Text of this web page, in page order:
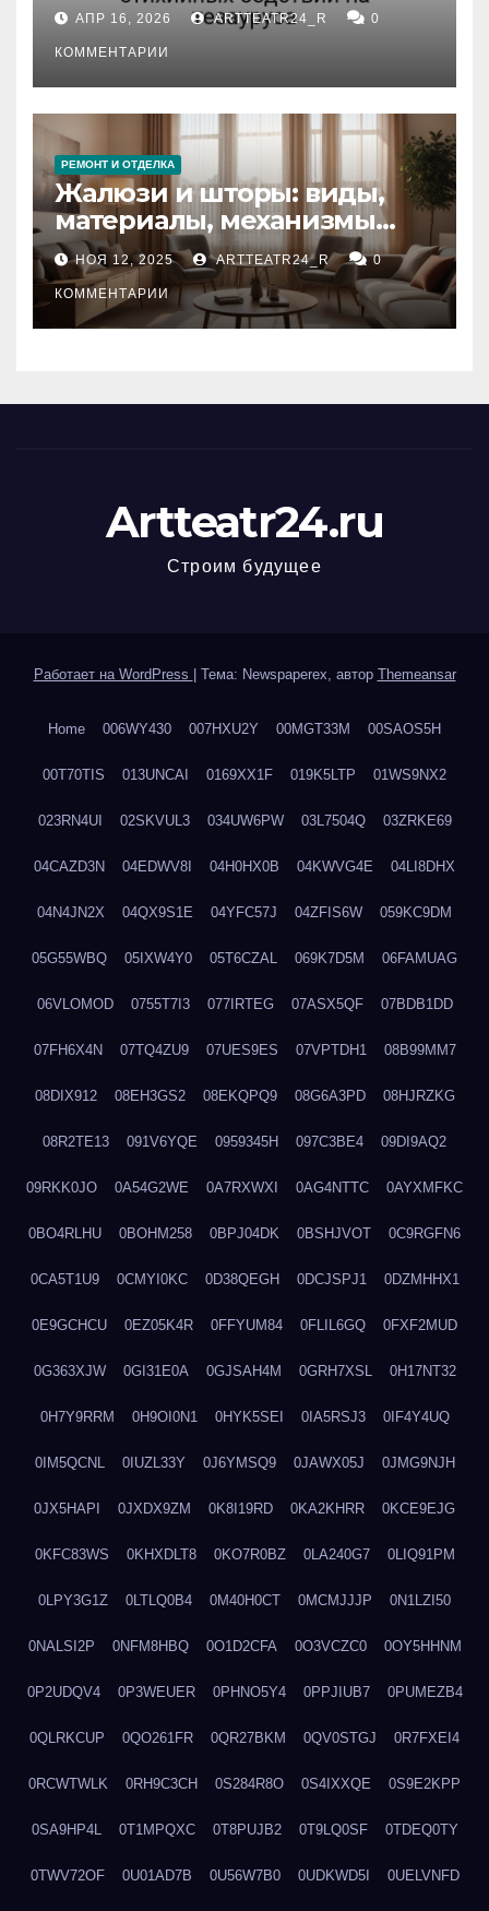
стихийных бедствий на
тезауруса
АПР 16, 2026 ARTTEATR24_R 0
КОММЕНТАРИИ
РЕМОНТ И ОТДЕЛКА
Жалюзи и шторы: виды,
материалы, механизмы
управления и уход
НОЯ 12, 2025 ARTTEATR24_R 0
КОММЕНТАРИИ
Artteatr24.ru
Строим будущее
Работает на WordPress | Тема: Newspaperex, автор Themeansar
Home 006WY430 007HXU2Y 00MGT33M 00SAOS5H
00T70TIS 013UNCAI 0169XX1F 019K5LTP 01WS9NX2
023RN4UI 02SKVUL3 034UW6PW 03L7504Q 03ZRKE69
04CAZD3N 04EDWV8I 04H0HX0B 04KWVG4E 04LI8DHX
04N4JN2X 04QX9S1E 04YFC57J 04ZFIS6W 059KC9DM
05G55WBQ 05IXW4Y0 05T6CZAL 069K7D5M 06FAMUAG
06VLOMOD 0755T7I3 077IRTEG 07ASX5QF 07BDB1DD
07FH6X4N 07TQ4ZU9 07UES9ES 07VPTDH1 08B99MM7
08DIX912 08EH3GS2 08EKQPQ9 08G6A3PD 08HJRZKG
08R2TE13 091V6YQE 0959345H 097C3BE4 09DI9AQ2
09RKK0JO 0A54G2WE 0A7RXWXI 0AG4NTTC 0AYXMFKC
0BO4RLHU 0BOHM258 0BPJ04DK 0BSHJVOT 0C9RGFN6
0CA5T1U9 0CMYI0KC 0D38QEGH 0DCJSPJ1 0DZMHHX1
0E9GCHCU 0EZ05K4R 0FFYUM84 0FLIL6GQ 0FXF2MUD
0G363XJW 0GI31E0A 0GJSAH4M 0GRH7XSL 0H17NT32
0H7Y9RRM 0H9OI0N1 0HYK5SEI 0IA5RSJ3 0IF4Y4UQ
0IM5QCNL 0IUZL33Y 0J6YMSQ9 0JAWX05J 0JMG9NJH
0JX5HAPI 0JXDX9ZM 0K8I19RD 0KA2KHRR 0KCE9EJG
0KFC83WS 0KHXDLT8 0KO7R0BZ 0LA240G7 0LIQ91PM
0LPY3G1Z 0LTLQ0B4 0M40H0CT 0MCMJJJP 0N1LZI50
0NALSI2P 0NFM8HBQ 0O1D2CFA 0O3VCZC0 0OY5HHNM
0P2UDQV4 0P3WEUER 0PHNO5Y4 0PPJIUB7 0PUMEZB4
0QLRKCUP 0QO261FR 0QR27BKM 0QV0STGJ 0R7FXEI4
0RCWTWLK 0RH9C3CH 0S284R8O 0S4IXXQE 0S9E2KPP
0SA9HP4L 0T1MPQXC 0T8PUJB2 0T9LQ0SF 0TDEQ0TY
0TWV72OF 0U01AD7B 0U56W7B0 0UDKWD5I 0UELVNFD